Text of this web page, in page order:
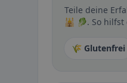
Teile deine
🕌 🥬. So hilfst
🌾 Glutenfrei